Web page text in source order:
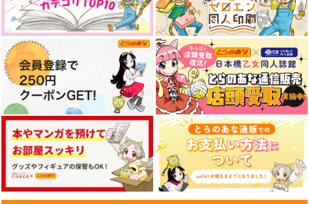
1,000円（税込）
イデア×アズール
サンプル
作品詳細
3,573円（税込）
イデア×アズール
サンプル
作品詳細
1,777円（税込）
アズール×イデア
サンプル
作品詳細
作品詳細 作品詳細 カート
ザザ降り
専売 3,573円（税込）
その他
イデア×アズール
サンプル
カート
coto coto
専売 2,970円（税込）
その他
イデア×アズール
サンプル
カート
ET
国道695号
専売 629円
その他
イデア×アズール
サンプル
カート